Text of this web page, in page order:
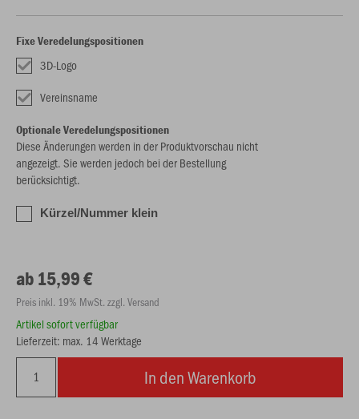
Fixe Veredelungspositionen
3D-Logo
Vereinsname
Optionale Veredelungspositionen
Diese Änderungen werden in der Produktvorschau nicht
angezeigt. Sie werden jedoch bei der Bestellung
berücksichtigt.
Kürzel/Nummer klein
ab 15,99 €
Preis inkl. 19% MwSt. zzgl. Versand
Artikel sofort verfügbar
Lieferzeit: max. 14 Werktage
In den Warenkorb